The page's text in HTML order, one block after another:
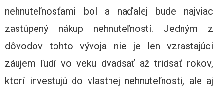
nehnuteľnosťami bol a naďalej bude najviac
zastúpený nákup nehnuteľností. Jedným z
dôvodov tohto vývoja nie je len vzrastajúci
záujem ľudí vo veku dvadsať až tridsať rokov,
ktorí investujú do vlastnej nehnuteľnosti, ale aj